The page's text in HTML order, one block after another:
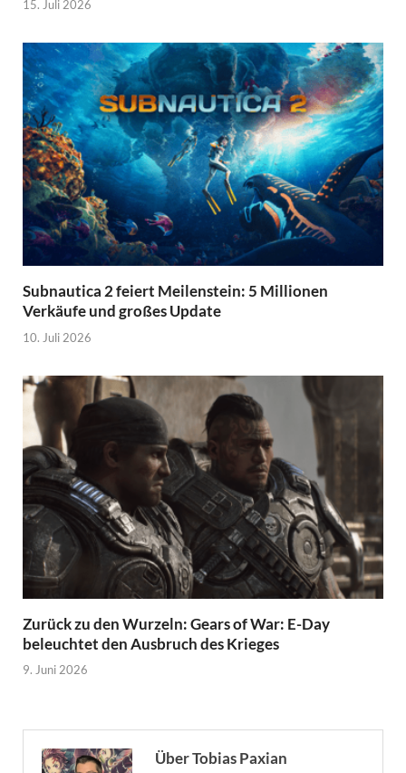
15. Juli 2026
Subnautica 2 feiert Meilenstein: 5 Millionen
Verkäufe und großes Update
10. Juli 2026
Zurück zu den Wurzeln: Gears of War: E-Day
beleuchtet den Ausbruch des Krieges
9. Juni 2026
Über Tobias Paxian